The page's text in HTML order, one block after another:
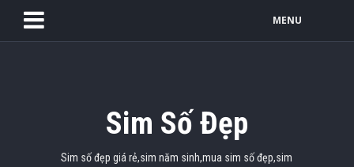
MENU
Sim Số Đẹp
Sim số đẹp giá rẻ,sim năm sinh,mua sim số đẹp,sim